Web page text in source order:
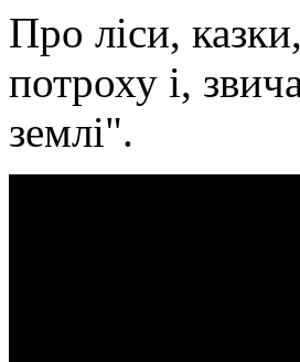
Про ліси,
потроху і,
землі".